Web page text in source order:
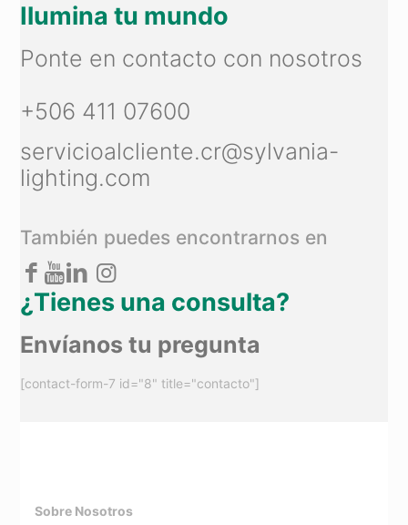
Ilumina tu mundo
Ponte en contacto con nosotros
+506 411 07600
servicioalcliente.cr@sylvania-
lighting.com
También puedes encontrarnos en
¿Tienes una consulta?
Envíanos tu pregunta
[contact-form-7 id="8" title="contacto"]
Sobre Nosotros